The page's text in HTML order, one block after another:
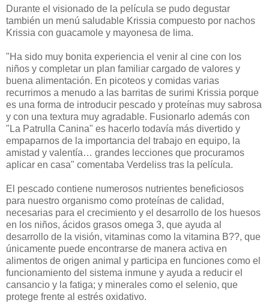
Durante el visionado de la película se pudo degustar
también un menú saludable Krissia compuesto por nachos
Krissia con guacamole y mayonesa de lima.
"Ha sido muy bonita experiencia el venir al cine con los
niños y completar un plan familiar cargado de valores y
buena alimentación. En picoteos y comidas varias
recurrimos a menudo a las barritas de surimi Krissia porque
es una forma de introducir pescado y proteínas muy sabrosa
y con una textura muy agradable. Fusionarlo además con
"La Patrulla Canina" es hacerlo todavía más divertido y
empaparnos de la importancia del trabajo en equipo, la
amistad y valentía… grandes lecciones que procuramos
aplicar en casa" comentaba Verdeliss tras la película.
El pescado contiene numerosos nutrientes beneficiosos
para nuestro organismo como proteínas de calidad,
necesarias para el crecimiento y el desarrollo de los huesos
en los niños, ácidos grasos omega 3, que ayuda al
desarrollo de la visión, vitaminas como la vitamina B??, que
únicamente puede encontrarse de manera activa en
alimentos de origen animal y participa en funciones como el
funcionamiento del sistema inmune y ayuda a reducir el
cansancio y la fatiga; y minerales como el selenio, que
protege frente al estrés oxidativo.